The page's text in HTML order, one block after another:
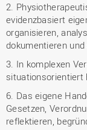
2.
evidenzbasiert
organisieren,
dokumentieren und
3. In komplexen
situationsorientiert
6. Das eigene
Gesetzen,
reflektieren,